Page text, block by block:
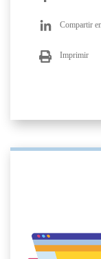
Compartir
Imprimir